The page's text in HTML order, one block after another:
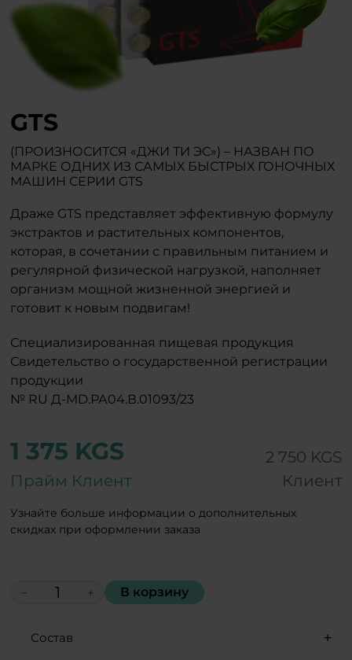
GTS
(ПРОИЗНОСИТСЯ «ДЖИ ТИ ЭС») – НАЗВАН ПО
МАРКЕ ОДНИХ ИЗ САМЫХ БЫСТРЫХ ГОНОЧНЫХ
МАШИН СЕРИИ GTS
Драже GTS представляет эффективную формулу
экстрактов и растительных компонентов,
которая, в сочетании с правильным питанием и
регулярной физической нагрузкой, наполняет
организм мощной жизненной энергией и
готовит к новым подвигам!
Специализированная пищевая продукция
Свидетельство о государственной регистрации
продукции
№ RU Д-MD.РА04.В.01093/23
1 375 KGS
Прайм Клиент
2 750 KGS
Клиент
Узнайте больше информации о дополнительных
скидках при оформлении заказа
− + В корзину
Состав